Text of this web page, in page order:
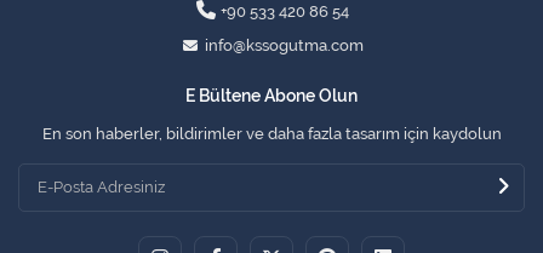
+90 533 420 86 54
info@kssogutma.com
E Bültene Abone Olun
En son haberler, bildirimler ve daha fazla tasarım için kaydolun